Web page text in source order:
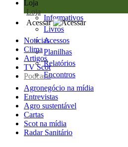
Loja
Loja
Informativos
Livros
Acessos
Planilhas
Relatórios
Encontros
Acessar
Notícias
Clima
Artigos
TV Scot
Podcasts
Agronegócio na mídia
Entrevistas
Agro sustentável
Cartas
Scot na mídia
Radar Sanitário